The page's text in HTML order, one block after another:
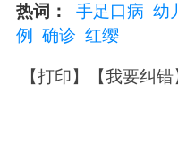
热词： 手足口病 幼
例
确诊 红缨
【打印】【我要纠错